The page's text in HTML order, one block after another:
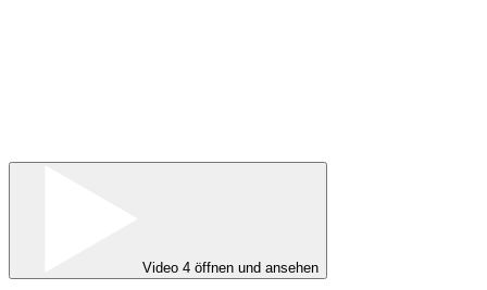
Video 4 öffnen und ansehen